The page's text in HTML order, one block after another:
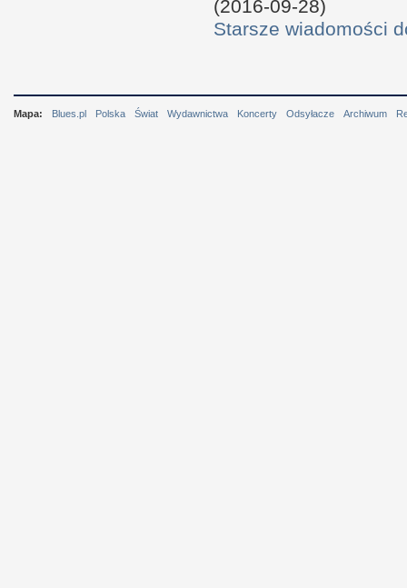
(2016-09-28)
Starsze wiadomości
Mapa: Blues.pl Polska Świat Wydawnictwa Koncerty Odsyłacze Archiwum